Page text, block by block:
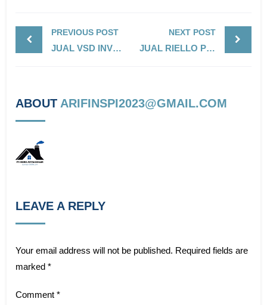
PREVIOUS POST
JUAL VSD INVERTER BOILER- HIMEL
NEXT POST
JUAL RIELLO PRESS 4G (BURNER SOLAR)
ABOUT ARIFINSPI2023@GMAIL.COM
LEAVE A REPLY
Your email address will not be published. Required fields are
marked*
Comment*